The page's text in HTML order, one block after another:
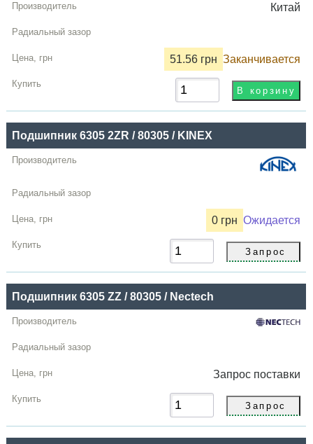
Производитель
Радиальный
грн
Купить
Китай
51.56 грн Заканчивается
Подшипник 6305 2ZR / 80305 / KINEX
0 грн Ожидается
Подшипник 6305 ZZ / 80305 / Nectech
Запрос поставки